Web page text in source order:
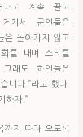
내고 계속 끌고
기서 군인들은
은 돌아가지 않고
를 내며 소리를
래도 하인들은
니다.”라고 했다.
하자.”
까지 따라 오도록